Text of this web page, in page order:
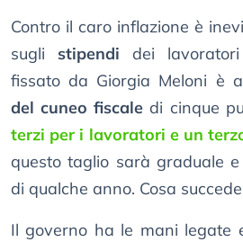
Contro il caro inflazione è
sugli stipendi dei lavoratori
fissato da Giorgia Meloni è
del cuneo fiscale di cinque
terzi per i lavoratori e un
questo taglio sarà graduale
di qualche anno. Cosa
Il governo ha le mani legate